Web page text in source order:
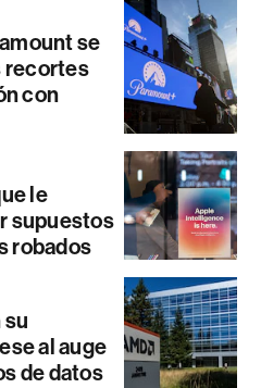
se
recortes
con
le
supuestos
robados
su
al auge
de datos